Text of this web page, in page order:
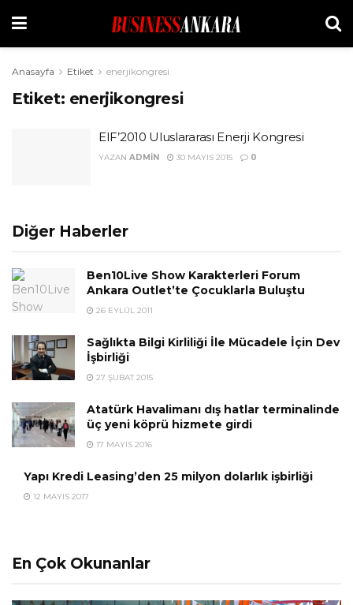
Anasayfa Etiket enerjikongresi
Etiket: enerjikongresi
EIF’2010 Uluslararası Enerji Kongresi
YAZAN ADMIN 30 MAYIS 2015 0
Diğer Haberler
Ben10Live Show Karakterleri Forum
Ankara Outlet’te Çocuklarla Buluştu
26 EYLÜL 2011
Sağlıkta Bilgi Kirliliği İle Mücadele İçin Dev
İşbirliği
27 ŞUBAT 2015
Atatürk Havalimanı dış hatlar terminalinde
üç yeni köprü hizmete girdi
17 MAYIS 2016
Yapı Kredi Leasing’den 25 milyon dolarlık işbirliği
12 MAYIS 2017
En Çok Okunanlar